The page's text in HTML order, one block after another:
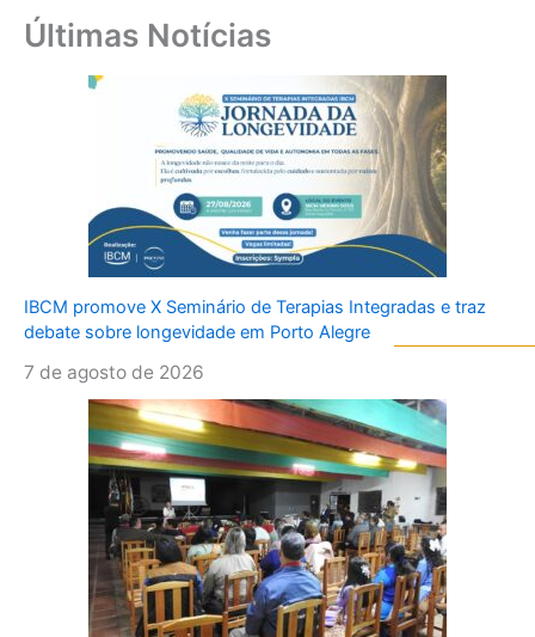
Últimas Notícias
IBCM promove X Seminário de Terapias Integradas e traz
debate sobre longevidade em Porto Alegre
7 de agosto de 2026